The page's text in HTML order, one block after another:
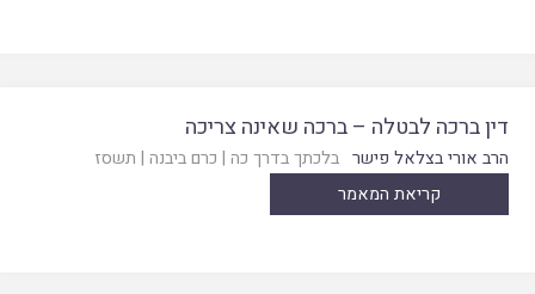
דין ברכה לבטלה – ברכה שאינה צריכה
הרב אורי בצלאל פישר בלכתך בדרך כה | כרם ביבנה | תשסז
קריאת המאמר